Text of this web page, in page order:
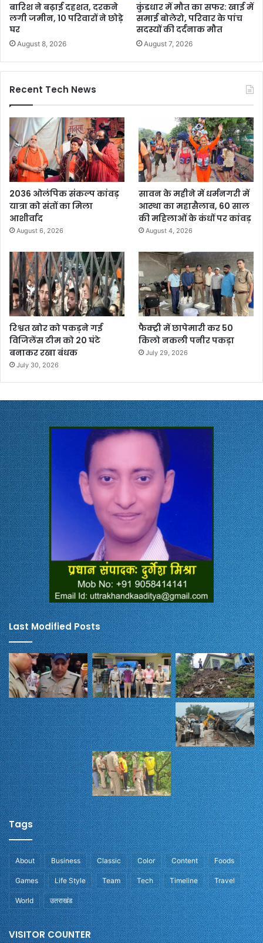
बारिश ने बढ़ाई दहशत, दरकने
लगी जमीन, 10 परिवारों ने छोड़े
घर
August 8, 2026
कुंडधार में मौत का सफर: खाई में
समाई बोलेरो, परिवार के पांच
सदस्यों की दर्दनाक मौत
August 7, 2026
Recent Tech News
2036 ओलंपिक संकल्प कांवड़
यात्रा को संतों का मिला
आशीर्वाद
August 6, 2026
सावन के महीने में धर्मनगरी में
आस्था का महासैलाब, 60 साल
की महिलाओं के कंधों पर कांवड़
August 4, 2026
रिश्वत खोर को पकड़ने गई
विजिलेंस टीम को 20 घंटे
बनाकर रखा बंधक
July 30, 2026
फैक्ट्री में छापेमारी कर 50
किलो नकली पनीर पकड़ा
July 29, 2026
Last Modified Posts
Tags
About Business Classic Color Content Foods
Games Life Style Team Tech Timeline Travel
World उतराखंड
VISITOR COUNTER